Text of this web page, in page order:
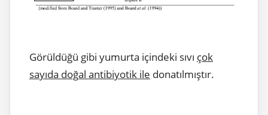
Görüldüğü gibi yumurta içindeki sıvı çok
sayıda doğal antibiyotik ile donatılmıştır.